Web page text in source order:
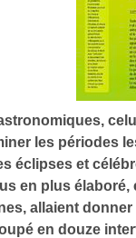
les périodes
éclipses et
en plus élaboré,
allaient
en douze